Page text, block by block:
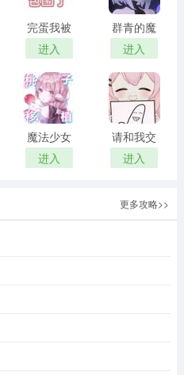
完蛋我被
男同学包
围了 完整
版
进入
群青的魔
女 2026最
新版
进入
魔法少女
露娜的灾
难 安卓移
进入
请和我交
往吧孙笑
川前辈
版
进入
更多攻略>>